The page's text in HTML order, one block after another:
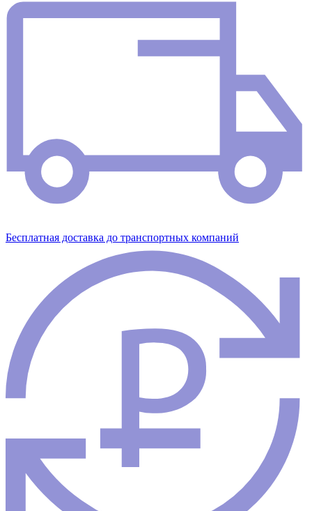
Бесплатная доставка до транспортных компаний